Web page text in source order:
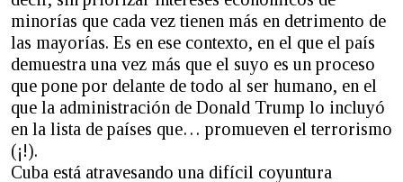
minorías que cada vez tienen más en detrimento de
las mayorías. Es en ese contexto, en el que el país
demuestra una vez más que el suyo es un proceso
que pone por delante de todo al ser humano, en el
que la administración de Donald Trump lo incluyó
en la lista de países que… promueven el terrorismo
(¡!).
Cuba está atravesando una difícil coyuntura